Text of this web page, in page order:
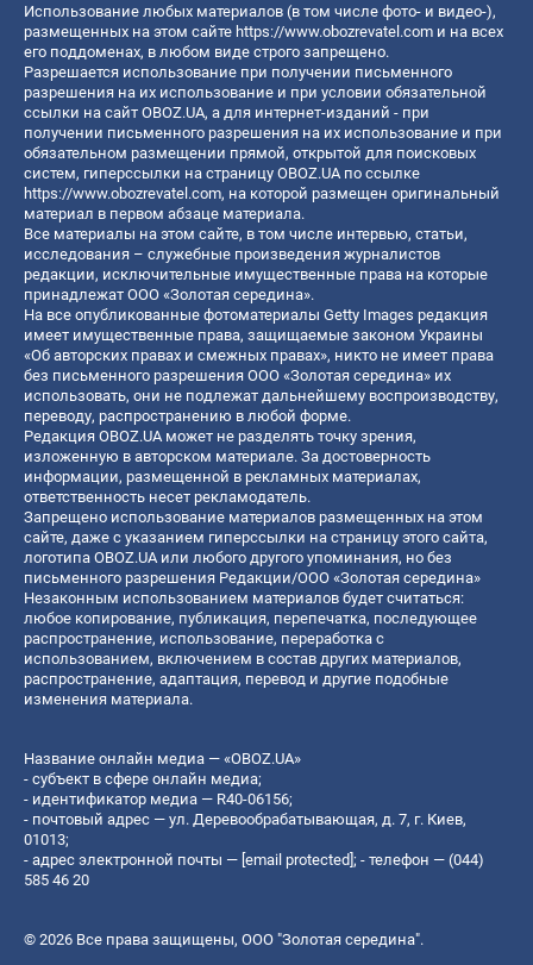
Использование любых материалов (в том числе фото- и видео-),
размещенных на этом сайте https://www.obozrevatel.com и на всех
его поддоменах, в любом виде строго запрещено.
Разрешается использование при получении письменного
разрешения на их использование и при условии обязательной
ссылки на сайт OBOZ.UA, а для интернет-изданий - при
получении письменного разрешения на их использование и при
обязательном размещении прямой, открытой для поисковых
систем, гиперссылки на страницу OBOZ.UA по ссылке
https://www.obozrevatel.com, на которой размещен оригинальный
материал в первом абзаце материала.
Все материалы на этом сайте, в том числе интервью, статьи,
исследования – служебные произведения журналистов
редакции, исключительные имущественные права на которые
принадлежат ООО «Золотая середина».
На все опубликованные фотоматериалы Getty Images редакция
имеет имущественные права, защищаемые законом Украины
«Об авторских правах и смежных правах», никто не имеет права
без письменного разрешения ООО «Золотая середина» их
использовать, они не подлежат дальнейшему воспроизводству,
переводу, распространению в любой форме.
Редакция OBOZ.UA может не разделять точку зрения,
изложенную в авторском материале. За достоверность
информации, размещенной в рекламных материалах,
ответственность несет рекламодатель.
Запрещено использование материалов размещенных на этом
сайте, даже с указанием гиперссылки на страницу этого сайта,
логотипа OBOZ.UA или любого другого упоминания, но без
письменного разрешения Редакции/ООО «Золотая середина»
Незаконным использованием материалов будет считаться:
любое копирование, публикация, перепечатка, последующее
распространение, использование, переработка с
использованием, включением в состав других материалов,
распространение, адаптация, перевод и другие подобные
изменения материала.
Название онлайн медиа — «OBOZ.UA»
- субъект в сфере онлайн медиа;
- идентификатор медиа — R40-06156;
- почтовый адрес — ул. Деревообрабатывающая, д. 7, г. Киев,
01013;
- адрес электронной почты — [email protected]; - телефон — (044)
585 46 20
© 2026 Все права защищены, ООО "Золотая середина".